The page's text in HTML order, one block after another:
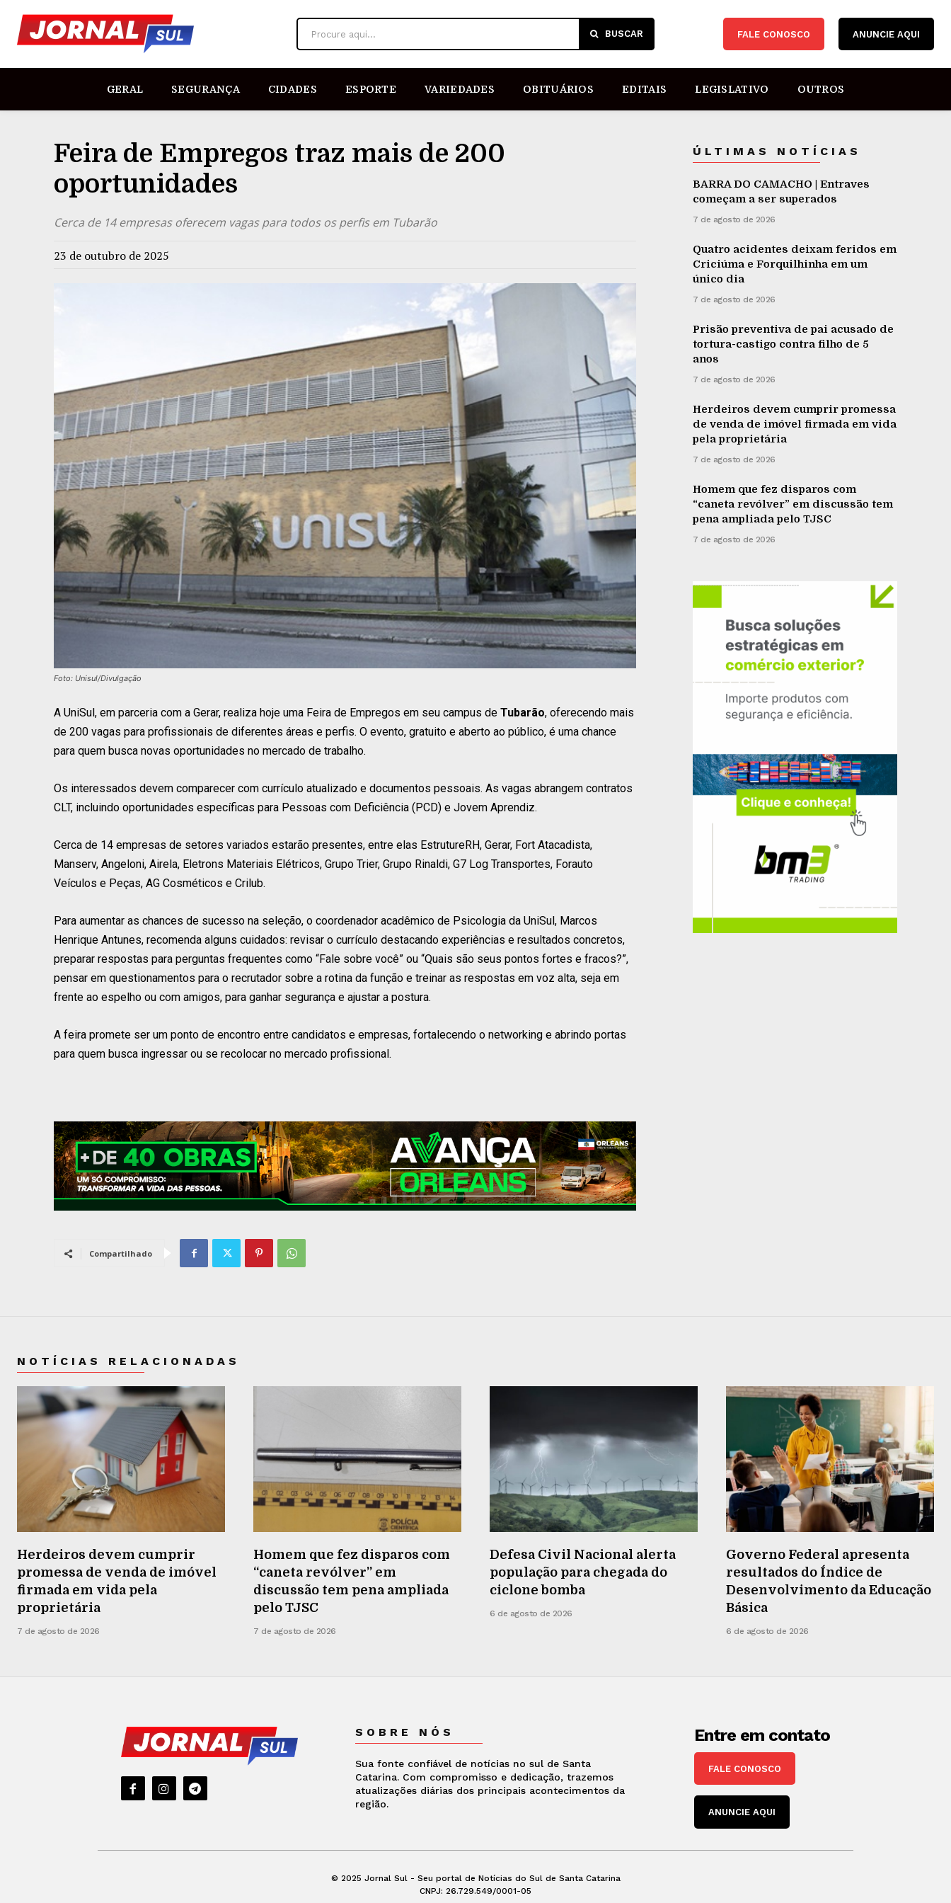
Procure aqui... BUSCAR FALE CONOSCO ANUNCIE AQUI
GERAL SEGURANÇA CIDADES ESPORTE VARIEDADES OBITUÁRIOS EDITAIS LEGISLATIVO OUTROS
Feira de Empregos traz mais de 200
oportunidades
Cerca de 14 empresas oferecem vagas para todos os perfis em Tubarão
23 de outubro de 2025
Foto: Unisul/Divulgação
A UniSul, em parceria com a Gerar, realiza hoje uma Feira de Empregos em seu campus de Tubarão, oferecendo mais
de 200 vagas para profissionais de diferentes áreas e perfis. O evento, gratuito e aberto ao público, é uma chance
para quem busca novas oportunidades no mercado de trabalho.
Os interessados devem comparecer com currículo atualizado e documentos pessoais. As vagas abrangem contratos
CLT, incluindo oportunidades específicas para Pessoas com Deficiência (PCD) e Jovem Aprendiz.
Cerca de 14 empresas de setores variados estarão presentes, entre elas EstrutureRH, Gerar, Fort Atacadista,
Manserv, Angeloni, Airela, Eletrons Materiais Elétricos, Grupo Trier, Grupo Rinaldi, G7 Log Transportes, Forauto
Veículos e Peças, AG Cosméticos e Crilub.
Para aumentar as chances de sucesso na seleção, o coordenador acadêmico de Psicologia da UniSul, Marcos
Henrique Antunes, recomenda alguns cuidados: revisar o currículo destacando experiências e resultados concretos,
preparar respostas para perguntas frequentes como “Fale sobre você” ou “Quais são seus pontos fortes e fracos?”,
pensar em questionamentos para o recrutador sobre a rotina da função e treinar as respostas em voz alta, seja em
frente ao espelho ou com amigos, para ganhar segurança e ajustar a postura.
A feira promete ser um ponto de encontro entre candidatos e empresas, fortalecendo o networking e abrindo portas
para quem busca ingressar ou se recolocar no mercado profissional.
Compartilhado
ÚLTIMAS NOTÍCIAS
BARRA DO CAMACHO | Entraves
começam a ser superados
7 de agosto de 2026
Quatro acidentes deixam feridos em
Criciúma e Forquilhinha em um
único dia
7 de agosto de 2026
Prisão preventiva de pai acusado de
tortura-castigo contra filho de 5
anos
7 de agosto de 2026
Herdeiros devem cumprir promessa
de venda de imóvel firmada em vida
pela proprietária
7 de agosto de 2026
Homem que fez disparos com
“caneta revólver” em discussão tem
pena ampliada pelo TJSC
7 de agosto de 2026
NOTÍCIAS RELACIONADAS
Herdeiros devem cumprir
promessa de venda de imóvel
firmada em vida pela
proprietária
7 de agosto de 2026
Homem que fez disparos com
“caneta revólver” em
discussão tem pena ampliada
pelo TJSC
7 de agosto de 2026
Defesa Civil Nacional alerta
população para chegada do
ciclone bomba
6 de agosto de 2026
Governo Federal apresenta
resultados do Índice de
Desenvolvimento da Educação
Básica
6 de agosto de 2026
SOBRE NÓS
Sua fonte confiável de notícias no sul de Santa
Catarina. Com compromisso e dedicação, trazemos
atualizações diárias dos principais acontecimentos da
região.
Entre em contato
FALE CONOSCO
ANUNCIE AQUI
© 2025 Jornal Sul - Seu portal de Notícias do Sul de Santa Catarina
CNPJ: 26.729.549/0001-05